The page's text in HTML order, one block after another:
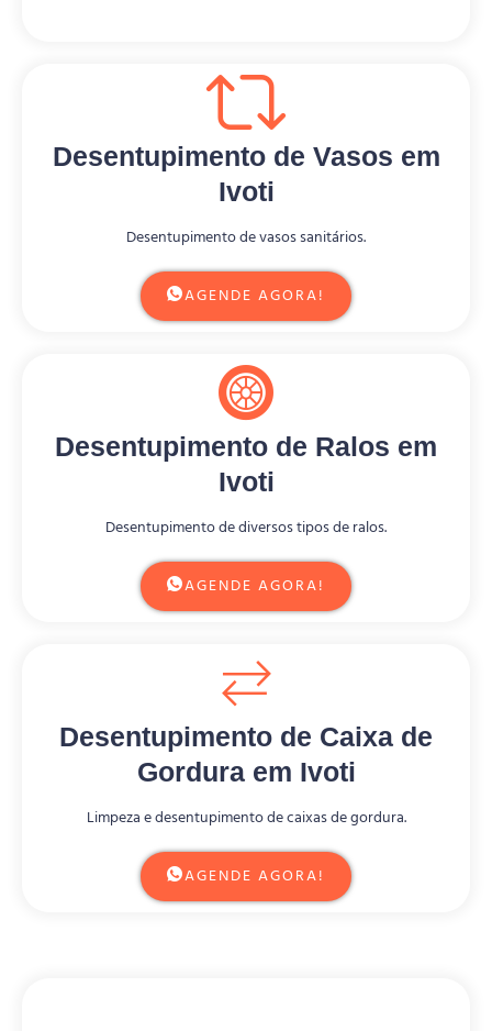
Desentupimento de Vasos em
Ivoti
Desentupimento de vasos sanitários.
AGENDE AGORA!
Desentupimento de Ralos em
Ivoti
Desentupimento de diversos tipos de ralos.
AGENDE AGORA!
Desentupimento de Caixa de
Gordura em Ivoti
Limpeza e desentupimento de caixas de gordura.
AGENDE AGORA!